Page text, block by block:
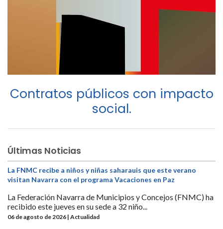
Contratos públicos con impacto
social.
Últimas Noticias
La FNMC recibe a niños y niñas saharauis que este verano
visitan Navarra con el programa Vacaciones en Paz
La Federación Navarra de Municipios y Concejos (FNMC) ha
recibido este jueves en su sede a 32 niño...
06 de agosto de 2026 | Actualidad